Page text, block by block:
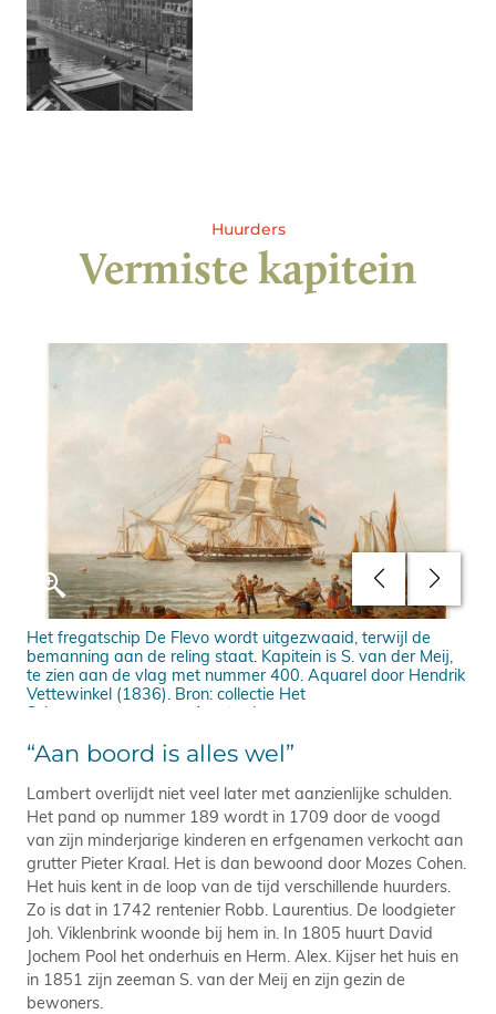
Huurders
Vermiste kapitein
Het fregatschip De Flevo wordt uitgezwaaid, terwijl de
bemanning aan de reling staat. Kapitein is S. van der Meij,
te zien aan de vlag met nummer 400. Aquarel door Hendrik
Vettewinkel (1836). Bron: collectie Het
Scheepvaartmuseum, Amsterdam
“Aan boord is alles wel”
Lambert overlijdt niet veel later met aanzienlijke schulden.
Het pand op nummer 189 wordt in 1709 door de voogd
van zijn minderjarige kinderen en erfgenamen verkocht aan
grutter Pieter Kraal. Het is dan bewoond door Mozes Cohen.
Het huis kent in de loop van de tijd verschillende huurders.
Zo is dat in 1742 rentenier Robb. Laurentius. De loodgieter
Joh. Viklenbrink woonde bij hem in. In 1805 huurt David
Jochem Pool het onderhuis en Herm. Alex. Kijser het huis en
in 1851 zijn zeeman S. van der Meij en zijn gezin de
bewoners.